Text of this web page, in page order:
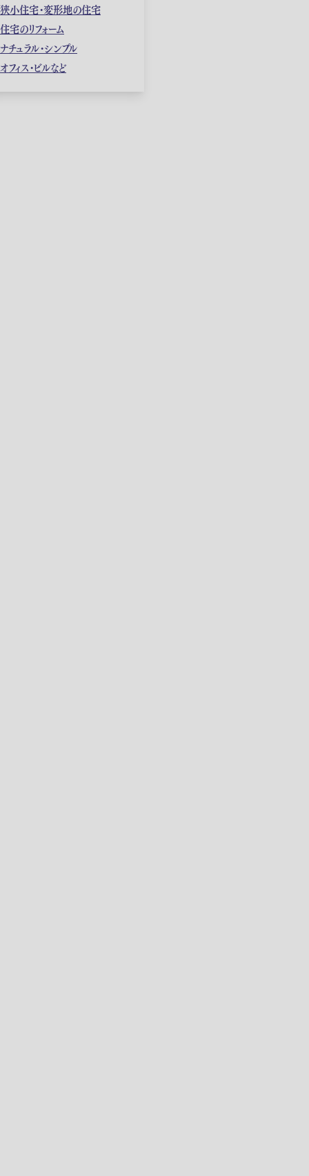
狭小住宅・変形地の住宅
住宅のリフォーム
ナチュラル・シンプル
オフィス・ビルなど